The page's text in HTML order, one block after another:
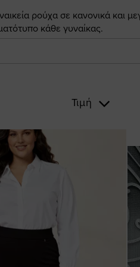
ρούχα σε κανονικά και
κάθε γυναίκας.
Τιμή